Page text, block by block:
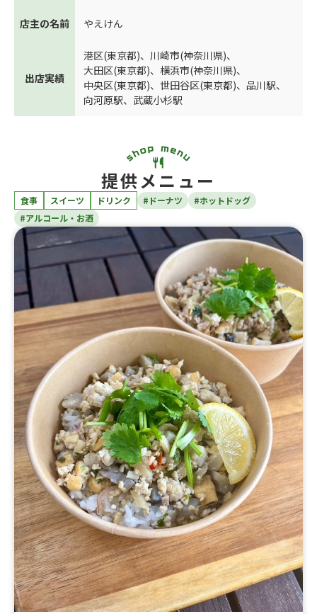
店主の名前 やえけん
出店実績
港区(東京都)、 川崎市(神奈川県)、
大田区(東京都)、 横浜市(神奈川県)、
中央区(東京都)、 世田谷区(東京都)、 品川駅、
向河原駅、 武蔵小杉駅
提供メニュー
食事 スイーツ ドリンク #ドーナツ
#ホットドッグ
#アルコール・お酒